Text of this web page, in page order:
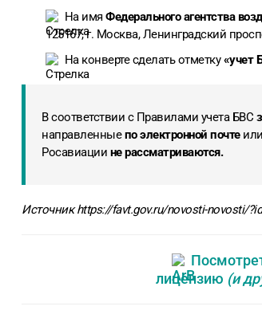
На имя Федерального агентства
125167, г. Москва, Ленинградский
На конверте сделать отметку«учет
В соответствии с Правилами учета БВС
направленныепо электронной почте
Росавиации не рассматриваются.
Источник https://favt.gov.ru/novosti-novosti/
лицензию (и